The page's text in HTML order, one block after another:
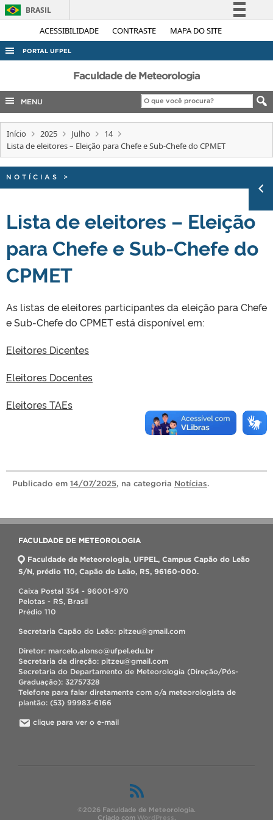
ACESSIBILIDADE CONTRASTE MAPA DO SITE
BRASIL
Simplifique!
Acesso à informação
Legislação
Canais
PORTAL UFPEL
ACESSO À INFORMAÇÃO
AUDITORIA
COBALTO
CONCURSOS
INTERNACIONAL
PORTARIAS
Faculdade de Meteorologia
MENU
Início 2025 Julho
14
Lista de eleitores – Eleição para Chefe e Sub-Chefe do CPMET
NOTÍCIAS >
Lista de eleitores – Eleição
para Chefe e Sub-Chefe do
CPMET
As listas de eleitores participantes da eleição para Chefe
e Sub-Chefe do CPMET está disponível em:
Eleitores Dicentes
Eleitores Docentes
Eleitores TAEs
Publicado em 14/07/2025, na categoria Notícias.
FACULDADE DE METEOROLOGIA
Faculdade de Meteorologia, UFPEL, Campus Capão do Leão
S/N, prédio 110, Capão do Leão, RS, 96160-000.
Caixa Postal 354 - 96001-970
Pelotas - RS, Brasil
Prédio 110
Secretaria Capão do Leão: pitzeu@gmail.com
Diretor: marcelo.alonso@ufpel.edu.br
Secretaria da direção: pitzeu@gmail.com
Secretaria do Departamento de Meteorologia (Direção/Pós-
Graduação): 32757328
Telefone para falar diretamente com o/a meteorologista de
plantão: (53) 99983-6166
clique para ver o e-mail
©2026 Faculdade de Meteorologia.
Criado com WordPress.